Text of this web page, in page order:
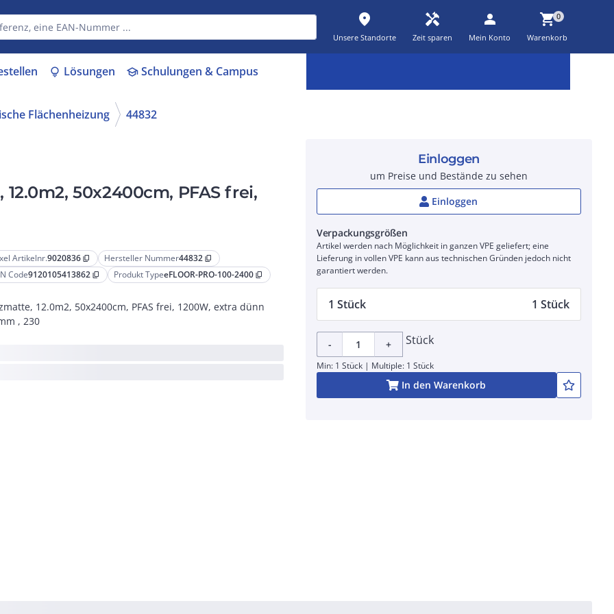
place
Unsere Standorte
handyman
Zeit sparen
person
Mein Konto
shopping_cart0
Warenkorb
lightbulb Lösungen schoolSchulungen & Campus
Flächenheizung 44832
50x2400cm, PFAS frei,
Artikelnr.9020836 content_copy Hersteller Nummer44832 content_copy
Code9120105413862 content_copy Produkt TypeeFLOOR-PRO-100-2400 content_copy
12.0m2, 50x2400cm, PFAS frei, 1200W, extra dünn
, 230
Einloggen
um Preise und Bestände zu sehen
Einloggen
Verpackungsgrößen
Artikel werden nach Möglichkeit in ganzen VPE geliefert; eine
Lieferung in vollen VPE kann aus technischen Gründen jedoch nicht
garantiert werden.
1 Stück 1 Stück
- + Stück
Min: 1 Stück | Multiple: 1 Stück
In den Warenkorb